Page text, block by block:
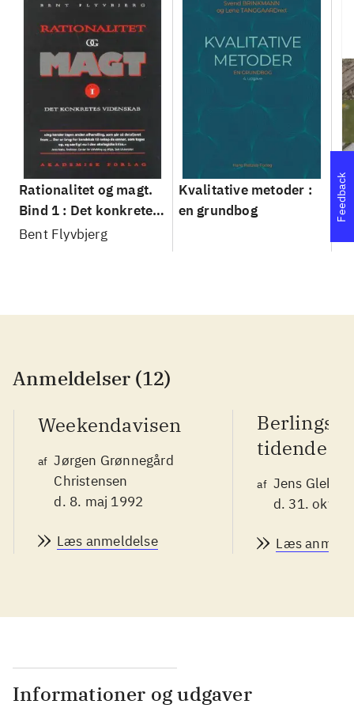
Rationalitet og magt.
Bind 1 : Det konkretes
videnskab
Bent Flyvbjerg
Kvalitative metoder :
en grundbog
Anmeldelser (12)
Weekendavisen
af Jørgen Grønnegård
Christensen
d. 8. maj 1992
Læs anmeldelse
tidende
af Jens Glebe-
d. 31. okt.
Læs
Informationer og udgaver
Feedback